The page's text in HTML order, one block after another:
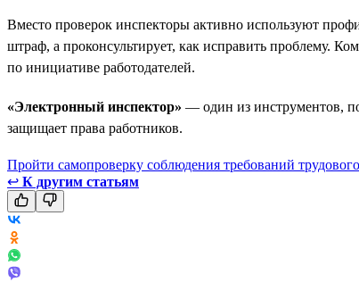
Вместо проверок инспекторы активно используют
штраф, а проконсультирует, как исправить проблему.
по инициативе работодателей.
«Электронный инспектор» — один из инструментов,
защищает права работников.
Пройти самопроверку соблюдения требований трудового
↩ К другим статьям